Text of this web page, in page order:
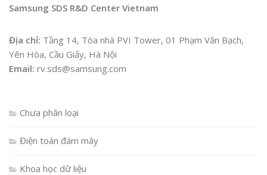
Samsung SDS R&D Center Vietnam
Địa chỉ: Tầng 14, Tòa nhà PVI Tower, 01 Phạm Văn Bạch,
Yên Hòa, Cầu Giấy, Hà Nội
Email: rv.sds@samsung.com
Chưa phân loại
Điện toán đám mây
Khoa học dữ liệu